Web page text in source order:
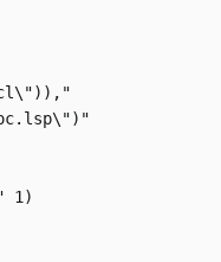
1)